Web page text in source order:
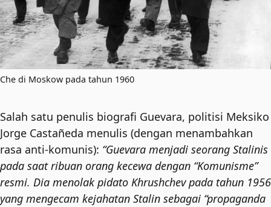
Che di Moskow pada tahun 1960
Salah satu penulis biografi Guevara, politisi Meksiko
Jorge Castañeda menulis (dengan menambahkan
rasa anti-komunis): “Guevara menjadi seorang Stalinis
pada saat ribuan orang kecewa dengan “Komunisme”
resmi. Dia menolak pidato Khrushchev pada tahun 1956
yang mengecam kejahatan Stalin sebagai “propaganda